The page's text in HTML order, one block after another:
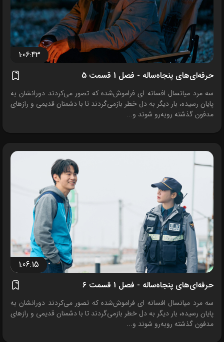
1:06:43
حرفه‌ای‌های پنجاه‌ساله - فصل 1 قسمت 5
سه مرد میانسال افسانه ای فراموش‌شده که تصور می‌کردند دورانشان به
پایان رسیده، بار دیگر به دل خطر بازمی‌گردند تا با دشمنان قدیمی و رازهای
مدفون گذشته روبه‌رو شوند و...
1:06:15
حرفه‌ای‌های پنجاه‌ساله - فصل 1 قسمت 6
سه مرد میانسال افسانه ای فراموش‌شده که تصور می‌کردند دورانشان به
پایان رسیده، بار دیگر به دل خطر بازمی‌گردند تا با دشمنان قدیمی و رازهای
مدفون گذشته روبه‌رو شوند و...